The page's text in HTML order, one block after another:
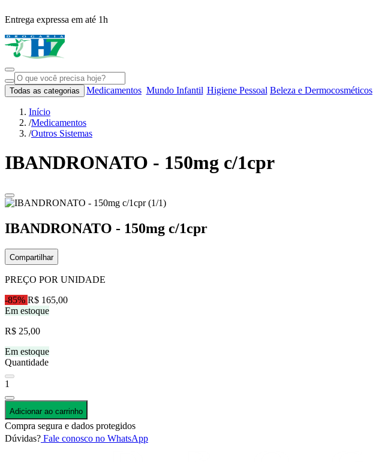
Entrega expressa em até 1h
Todas as categorias Medicamentos Mundo Infantil Higiene Pessoal Beleza e Dermocosméticos
Início
/Medicamentos
/Outros Sistemas
IBANDRONATO - 150mg c/1cpr
IBANDRONATO - 150mg c/1cpr
Compartilhar
PREÇO POR UNIDADE
-85% R$ 165,00
Em estoque
R$ 25,00
Em estoque
Quantidade
1
Adicionar ao carrinho
Compra segura e dados protegidos
Dúvidas? Fale conosco no WhatsApp